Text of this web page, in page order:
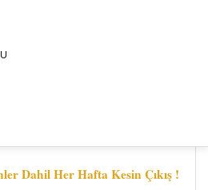
Dahil Her Hafta Kesin Çıkış !